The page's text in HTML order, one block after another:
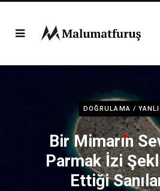
DOĞRULAMA /
Bir Mimarın
Parmak İzi
Ettiği